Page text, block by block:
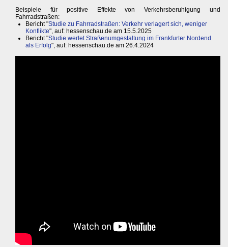
Beispiele für positive Effekte von Verkehrsberuhigung und
Fahrradstraßen:
Bericht "Studie zu Fahrradstraßen: Verkehr verlagert sich, weniger
Konflikte", auf: hessenschau.de am 15.5.2025
Bericht "Studie wertet Straßenumgestaltung im Frankfurter Nordend
als Erfolg", auf: hessenschau.de am 26.4.2024